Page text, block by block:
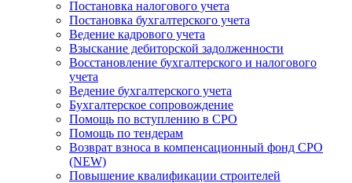
Постановка налогового учета
Постановка бухгалтерского учета
Ведение кадрового учета
Взыскание дебиторской задолженности
Восстановление бухгалтерского и налогового
учета
Ведение бухгалтерского учета
Бухгалтерское сопровождение
Помощь по вступлению в СРО
Помощь по тендерам
Возврат взноса в компенсационный фонд СРО
(NEW)
Повышение квалификации строителей